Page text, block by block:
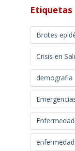
Etiquetas
Brotes
Crisis en
demografia